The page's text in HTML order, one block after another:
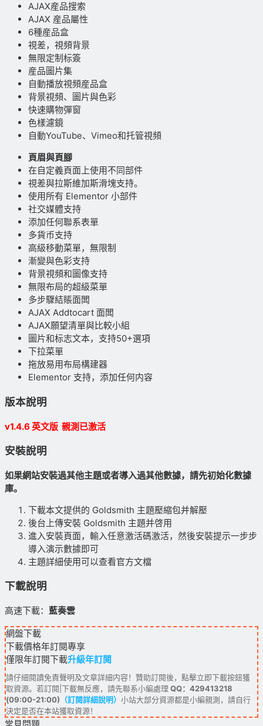
AJAX産品搜索
AJAX 産品屬性
6種産品盒
視差，視頻背景
無限定制标簽
産品圖片集
自動播放視頻産品盒
背景視頻、圖片與色彩
快速購物彈窗
色樣濾鏡
自動YouTube、Vimeo和托管視頻
頁眉與頁腳
在自定義頁面上使用不同部件
視差與拉斯維加斯滑塊支持。
使用所有 Elementor 小部件
社交媒體支持
添加任何聯系表單
多貨币支持
高級移動菜單，無限制
漸變與色彩支持
背景視頻和圖像支持
無限布局的超級菜單
多步驟結賬面闆
AJAX Addtocart 面闆
AJAX願望清單與比較小組
圖片和标志文本，支持50+選項
下拉菜單
拖放易用布局構建器
Elementor 支持，添加任何内容
版本說明
v1.4.6 英文版 親測已激活
安裝說明
如果網站安裝過其他主題或者導入過其他數據，請先初始化數據
庫。
下載本文提供的 Goldsmith 主題壓縮包并解壓
後台上傳安裝 Goldsmith 主題并啓用
進入安裝頁面，輸入任意激活碼激活，然後安裝提示一步步
導入演示數據即可
主題詳細使用可以查看官方文檔
下載說明
高速下載： 藍奏雲
網盤下載
下載價格年訂閱專享
僅限年訂閱下載升級年訂閱
請仔細閱讀免責聲明及文章詳細内容！贊助訂閱後，點擊立即下載按鈕獲
取資源。若訂閱|下載無反應，請先聯系小編處理 QQ：429413218
(09:00-21:00) （訂閱詳細說明） 小站大部分資源都是小編親測，請自行
決定是否在本站獲取資源！
常見問題